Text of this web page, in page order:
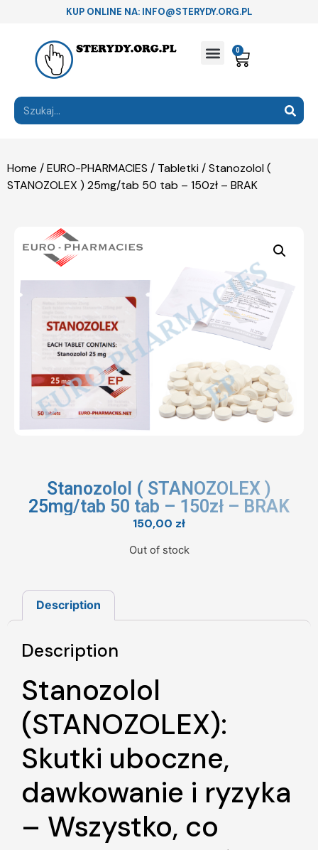
KUP ONLINE NA: INFO@STERYDY.ORG.PL
0
Home /EURO-PHARMACIES / Tabletki / Stanozolol (
STANOZOLEX ) 25mg/tab 50 tab – 150zł – BRAK
Stanozolol ( STANOZOLEX )
25mg/tab 50 tab – 150zł – BRAK
150,00 zł
Out of stock
Description
Description
Stanozolol
(STANOZOLEX):
Skutki uboczne,
dawkowanie i ryzyka
– Wszystko, co